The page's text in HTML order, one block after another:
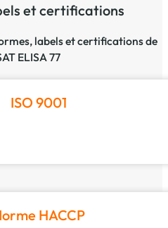
et certifications
labels et certifications de
ELISA 77
ISO 9001
HACCP